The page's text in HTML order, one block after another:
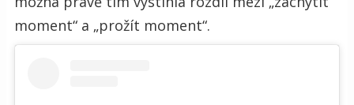
moment“ a „prožít moment“.